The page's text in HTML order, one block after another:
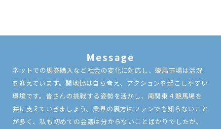
Message
ネットでの馬券購入など社会の変化に対応し、競馬市場は活況
を迎えています。関地協は自ら考え、アクションを起こしやすい
環境です。皆さんの挑戦する姿勢を活かし、南関東４競馬場を
共に支えていきましょう。業界の裏方はファンでも知らないこと
が多く、私も初めての会議は分からないことばかりでしたが、